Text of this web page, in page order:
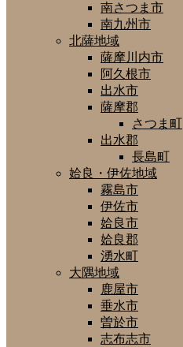
南さつま市
南九州市
北薩地域
薩摩川内市
阿久根市
出水市
薩摩郡
さつま町
出水郡
長島町
姶良・伊佐地域
霧島市
伊佐市
姶良市
姶良郡
湧水町
大隅地域
鹿屋市
垂水市
曽於市
志布志市